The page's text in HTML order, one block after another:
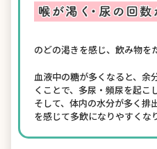
のどの渇きを感じ、飲み物を
血液中の糖が多くなると、余
くことで、多尿・頻尿を起こ
そして、体内の水分が多く排
を感じて多飲になりやすくな